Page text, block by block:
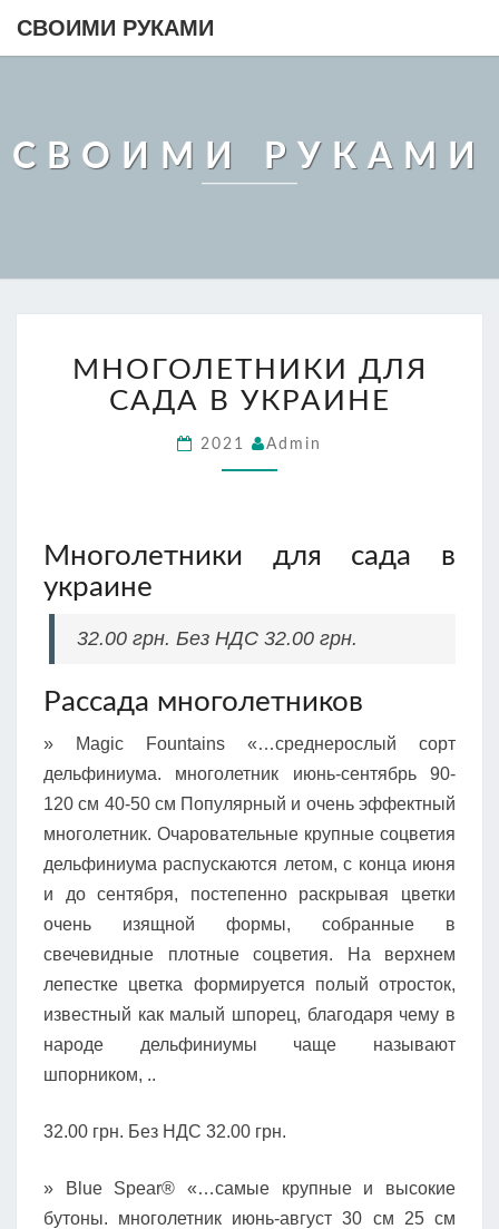
СВОИМИ РУКАМИ
СВОИМИ РУКАМИ
ДЛЯ
САДА
В
УКРАИНЕ
МНОГОЛЕТНИКИ ДЛЯ
САДА В УКРАИНЕ
2021 Admin
Многолетники для сада в
украине
32.00 грн. Без НДС 32.00 грн.
Рассада многолетников
» Magic Fountains «…среднерослый сорт
дельфиниума. многолетник июнь-сентябрь 90-
120 см 40-50 см Популярный и очень эффектный
многолетник. Очаровательные крупные соцветия
дельфиниума распускаются летом, с конца июня
и до сентября, постепенно раскрывая цветки
очень изящной формы, собранные в
свечевидные плотные соцветия. На верхнем
лепестке цветка формируется полый отросток,
известный как малый шпорец, благодаря чему в
народе дельфиниумы чаще называют
шпорником, ..
32.00 грн. Без НДС 32.00 грн.
» Blue Spear® «…самые крупные и высокие
бутоны. многолетник июнь-август 30 см 25 см